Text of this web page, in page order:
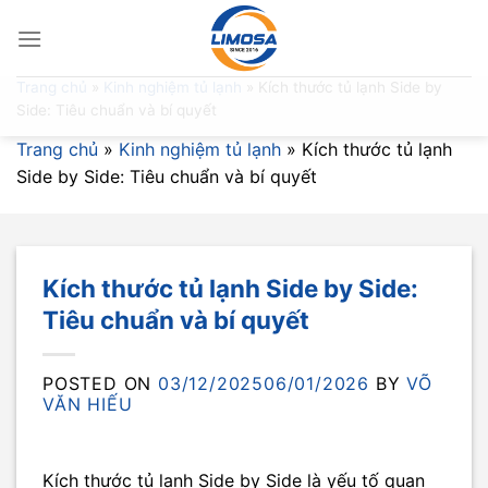
Kích thước tủ lạnh Side by
Side: Tiêu chuẩn và bí quyết
Trang chủ » Kinh nghiệm tủ lạnh » Kích thước tủ lạnh
Side by Side: Tiêu chuẩn và bí quyết
Kích thước tủ lạnh Side by Side:
Tiêu chuẩn và bí quyết
POSTED ON 03/12/202506/01/2026 BYVÕ
VĂN HIẾU
Kích thước tủ lạnh Side by Side là yếu tố quan